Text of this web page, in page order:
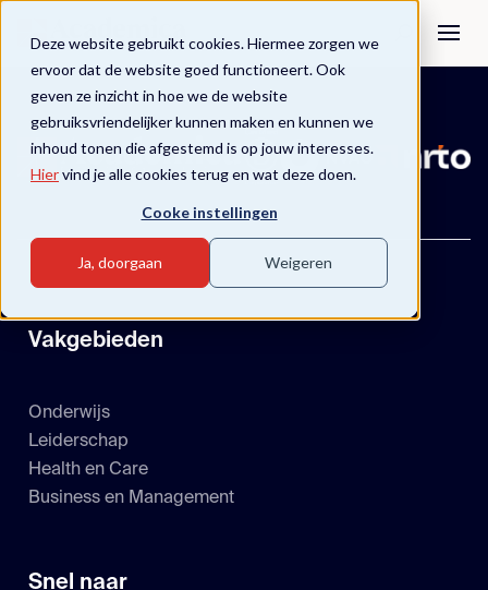
Deze website gebruikt cookies. Hiermee zorgen we
ervoor dat de website goed functioneert. Ook
geven ze inzicht in hoe we de website
gebruiksvriendelijker kunnen maken en kunnen we
inhoud tonen die afgestemd is op jouw interesses.
Hiervind je alle cookies terug en wat deze doen.
Cooke instellingen
Ja, doorgaan Weigeren
Vakgebieden
Onderwijs
Leiderschap
Health en Care
Business en Management
Snel naar